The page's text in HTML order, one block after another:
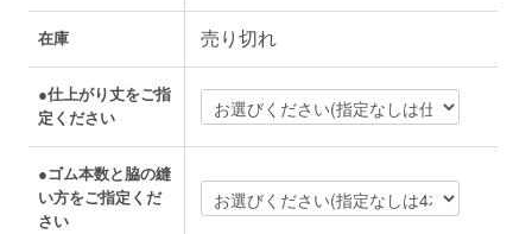
在庫 売り切れ
●仕上がり丈をご指
定ください
●ゴム本数と脇の縫
い方をご指定くだ
さい